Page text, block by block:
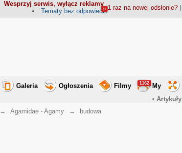
Wesprzyj serwis, wyłącz reklamy
1 raz na nowej odsłonie?|
Tematy bez odpowiedzi
6
Galeria Ogłoszenia Filmy My
1162
• Artykuły
→ Agamidae - Agamy → budowa